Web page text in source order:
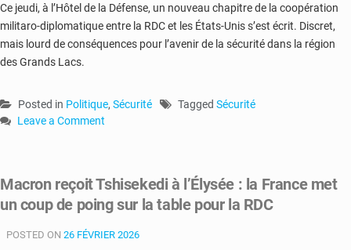
Ce jeudi, à l’Hôtel de la Défense, un nouveau chapitre de la coopération
militaro-diplomatique entre la RDC et les États-Unis s’est écrit. Discret,
mais lourd de conséquences pour l’avenir de la sécurité dans la région
des Grands Lacs.
Posted in Politique, Sécurité Tagged Sécurité
Leave a Comment
dans
l’Est
les
Macron reçoit Tshisekedi à l’Élysée : la France met
un coup de poing sur la table pour la RDC
POSTED ON 26 FÉVRIER 2026